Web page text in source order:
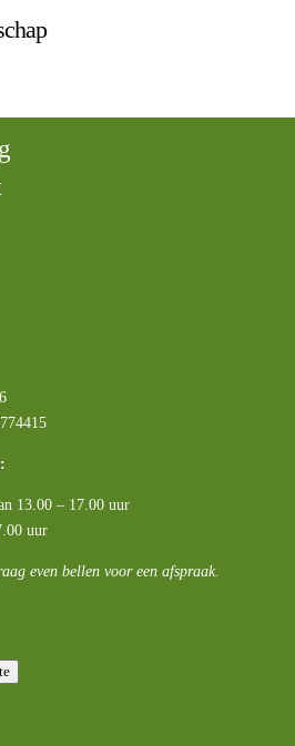
13.00 – 17.00 uur
uur
even bellen voor een afspraak.